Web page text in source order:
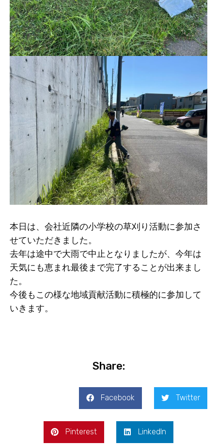
本日は、会社近隣の小学校の草刈り活動に参加さ
せていただきました。
去年は途中で大雨で中止となりましたが、今年は
天気にも恵まれ最後まで完了することが出来まし
た。
今後もこの様な地域貢献活動に積極的に参加して
いきます。
Share:
Facebook Twitter
Pinterest LinkedIn